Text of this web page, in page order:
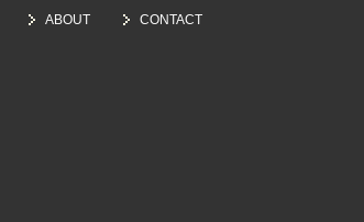
ABOUT CONTACT